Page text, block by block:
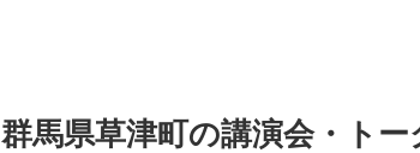
群馬県草津町の講演会・トー